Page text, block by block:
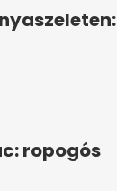
ropogós